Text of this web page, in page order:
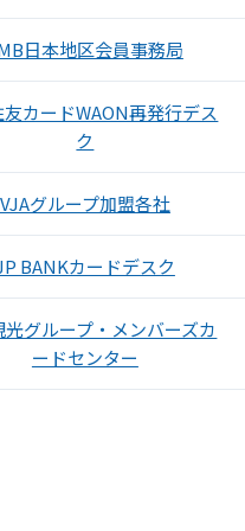
日本地区会員事務局
カードWAON再発行デス
ク
VJAグループ加盟各社
BANKカードデスク
光グループ・メンバーズカ
ードセンター